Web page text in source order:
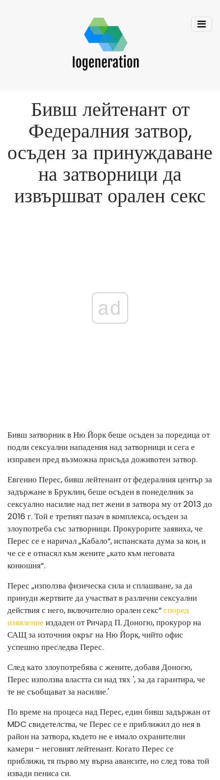
Бивш лейтенант от
Федералния затвор,
осъден за принуждаване
на затворници да
извършват орален секс
ad
Бивш затворник в Ню Йорк беше осъден за поредица от
подли сексуални нападения над затворници и сега е
изправен пред възможна присъда доживотен затвор.
Евгенио Перес, бивш лейтенант от федералния център за
задържане в Бруклин, беше осъден в понеделник за
сексуално насилие над пет жени в затвора му от 2013 до
2016 г. Той е третият пазач в комплекса, осъден за
злоупотреба със затворници. Прокурорите заявиха, че
Перес се е наричал „Кабало“, испанската дума за кон, и
че се е отнасял към жените „като към неговата
конюшня“.
Перес „използва физическа сила и сплашване, за да
принуди жертвите да участват в различни сексуални
действия с него, включително орален секс“според
изявление издаден от Ричард П. Доногю, прокурор на
САЩ за източния окръг на Ню Йорк, чийто офис
успешно преследва Перес.
След като злоупотребява с жените, добавя Доногю,
Перес използва властта си над тях ', за да гарантира, че
те не съобщават за насилие.'
По време на процеса над Перес, един бивш задържан от
MDC свидетелства, че Перес се е приближил до нея в
район на затвора, където не е имало охранителни
камери - неговият лейтенант. Когато Перес се
приближи, тя първо му върна авансите, но след това той
извади пениса си.